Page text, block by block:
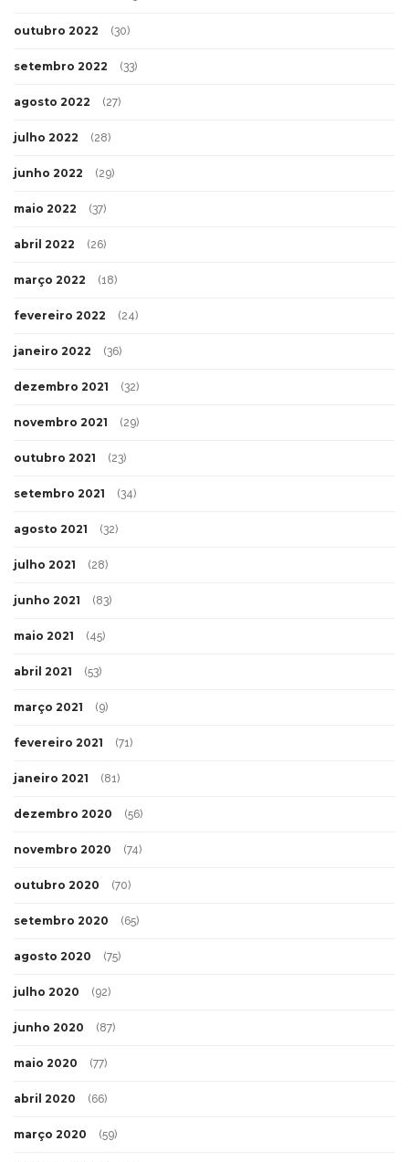
outubro 2022 (30)
setembro 2022 (33)
agosto 2022 (27)
julho 2022 (28)
junho 2022 (29)
maio 2022 (37)
abril 2022 (26)
março 2022 (18)
fevereiro 2022 (24)
janeiro 2022 (36)
dezembro 2021 (32)
novembro 2021 (29)
outubro 2021 (23)
setembro 2021 (34)
agosto 2021 (32)
julho 2021 (28)
junho 2021 (83)
maio 2021 (45)
abril 2021 (53)
março 2021 (9)
fevereiro 2021 (71)
janeiro 2021 (81)
dezembro 2020 (56)
novembro 2020 (74)
outubro 2020 (70)
setembro 2020 (65)
agosto 2020 (75)
julho 2020 (92)
junho 2020 (87)
maio 2020 (77)
abril 2020 (66)
março 2020 (59)